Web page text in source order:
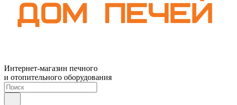
Интернет-магазин печного
и отопительного оборудования